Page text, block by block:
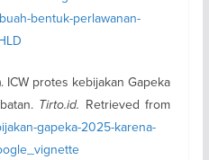
bentuk-perlawanan-
ICW protes kebijakan Gapeka
Tirto.id. Retrieved from
gapeka-2025-karena-